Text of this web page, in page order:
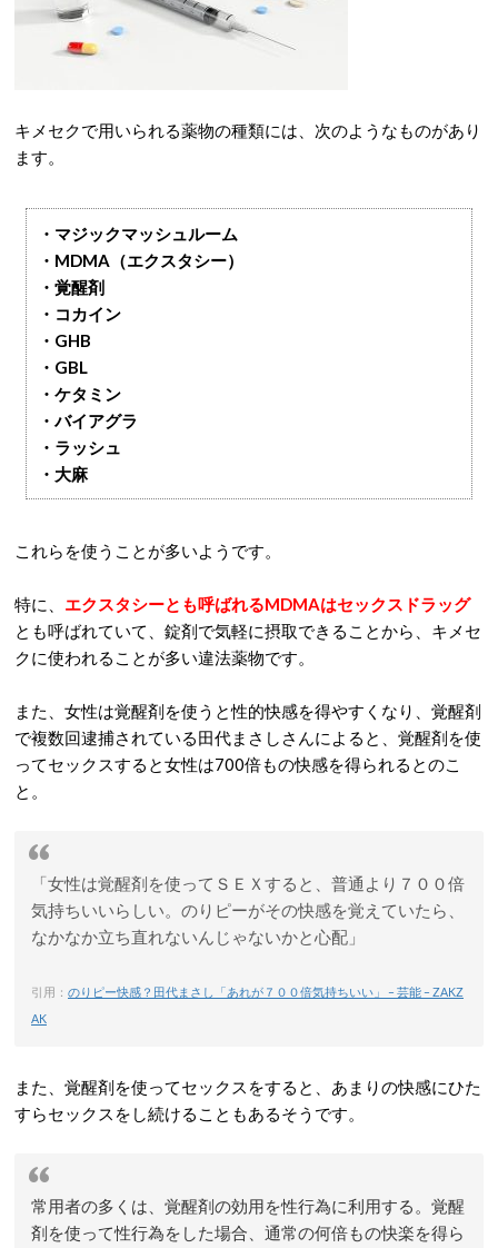
キメセクで用いられる薬物の種類には、次のようなものがあり
ます。
・マジックマッシュルーム
・MDMA（エクスタシー）
・覚醒剤
・コカイン
・GHB
・GBL
・ケタミン
・バイアグラ
・ラッシュ
・大麻
これらを使うことが多いようです。
特に、 エクスタシーとも呼ばれるMDMAはセックスドラッグ
とも呼ばれていて、錠剤で気軽に摂取できることから、キメセ
クに使われることが多い違法薬物です。
また、女性は覚醒剤を使うと性的快感を得やすくなり、覚醒剤
で複数回逮捕されている田代まさしさんによると、覚醒剤を使
ってセックスすると女性は700倍もの快感を得られるとのこ
と。
「女性は覚醒剤を使ってＳＥＸすると、普通より７００倍
気持ちいいらしい。のりピーがその快感を覚えていたら、
なかなか立ち直れないんじゃないかと心配」
引用： のりピー快感？田代まさし「あれが７００倍気持ちいい」 – 芸能 – ZAKZ
AK
また、覚醒剤を使ってセックスをすると、あまりの快感にひた
すらセックスをし続けることもあるそうです。
常用者の多くは、覚醒剤の効用を性行為に利用する。覚醒
剤を使って性行為をした場合、通常の何倍もの快楽を得ら